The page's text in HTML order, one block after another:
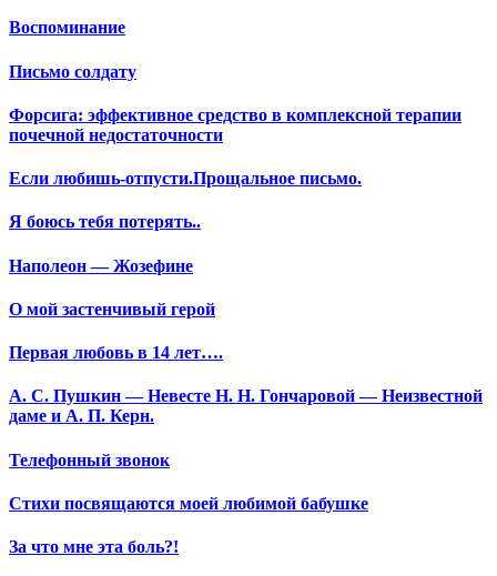
Воспоминание
Письмо солдату
Форсига: эффективное средство в комплексной терапии
почечной недостаточности
Если любишь-отпусти.Прощальное письмо.
Я боюсь тебя потерять..
Наполеон — Жозефине
О мой застенчивый герой
Первая любовь в 14 лет….
А. С. Пушкин — Невесте Н. Н. Гончаровой — Неизвестной
даме и А. П. Керн.
Телефонный звонок
Стихи посвящаются моей любимой бабушке
За что мне эта боль?!